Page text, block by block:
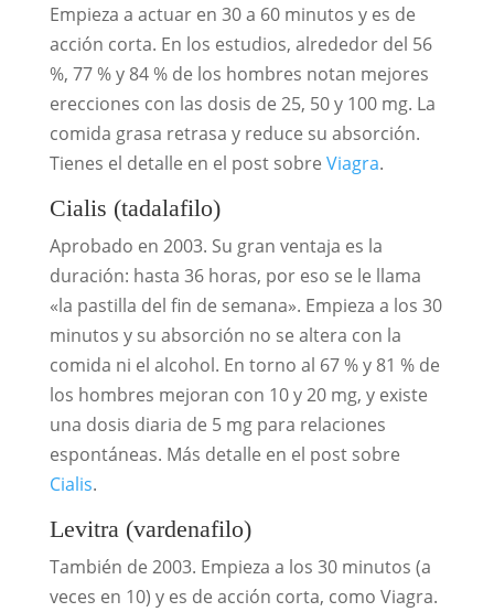
Empieza a actuar en 30 a 60 minutos y es de
acción corta. En los estudios, alrededor del 56
%, 77 % y 84 % de los hombres notan mejores
erecciones con las dosis de 25, 50 y 100 mg. La
comida grasa retrasa y reduce su absorción.
Tienes el detalle en el post sobre Viagra.
Cialis (tadalafilo)
Aprobado en 2003. Su gran ventaja es la
duración: hasta 36 horas, por eso se le llama
«la pastilla del fin de semana». Empieza a los 30
minutos y su absorción no se altera con la
comida ni el alcohol. En torno al 67 % y 81 % de
los hombres mejoran con 10 y 20 mg, y existe
una dosis diaria de 5 mg para relaciones
espontáneas. Más detalle en el post sobre
Cialis.
Levitra (vardenafilo)
También de 2003. Empieza a los 30 minutos (a
veces en 10) y es de acción corta, como Viagra.